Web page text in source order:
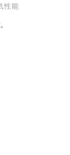
性能